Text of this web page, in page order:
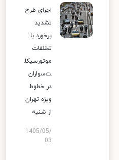
اجرای طرح
تشدید
برخورد با
تخلفات
موتورسیکل
ت‌سواران
در خطوط
ویژه تهران
از شنبه
1405/05/
03